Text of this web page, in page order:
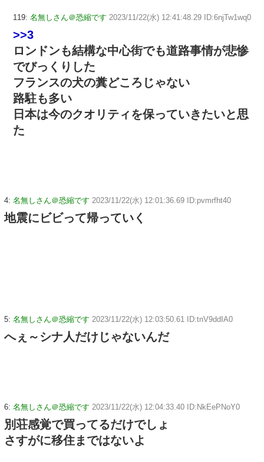
119: 名無しさん＠恐縮です 2023/11/22(水) 12:41:48.29 ID:6njTw1wq0
>>3
ロンドンも結構な中心街でも道路事情が悲惨
でびっくりした
フランスの犬の糞どころじゃない
路駐も多い
日本は今のクオリティを保っていきたいと思
た
4: 名無しさん＠恐縮です 2023/11/22(水) 12:01:36.69 ID:pvmrfht40
地震にビビって帰っていく
5: 名無しさん＠恐縮です 2023/11/22(水) 12:03:50.61 ID:tnV9ddIA0
へぇ～シナ人だけじゃないんだ
6: 名無しさん＠恐縮です 2023/11/22(水) 12:04:33.40 ID:NkEePNoY0
別荘感覚で買ってるだけでしょ
さすがに移住まではないよ